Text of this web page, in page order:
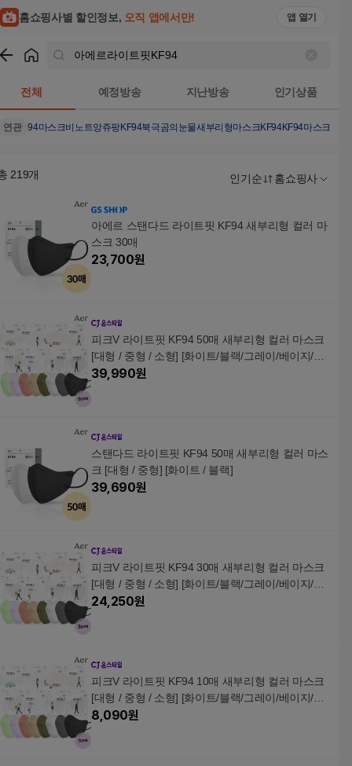
홈쇼핑사별 할인정보, 오직 앱에서만! 앱 열기
전체 예정방송 지난방송 인기상품
연관 94마스크비노트앙쥬팡KF94북극곰의눈물새부리형마스크KF94KF94마스크새부
219개 인기순 홈쇼핑사
아에르 스탠다드 라이트핏 KF94 새부리형 컬러 마
스크 30매
23,700원
피크V 라이트핏 KF94 50매 새부리형 컬러 마스크
[대형 / 중형 / 소형] [화이트/블랙/그레이/베이지/코
랄핑크/그린/퍼플]
39,990원
스탠다드 라이트핏 KF94 50매 새부리형 컬러 마스
크 [대형 / 중형] [화이트 / 블랙]
39,690원
피크V 라이트핏 KF94 30매 새부리형 컬러 마스크
[대형 / 중형 / 소형] [화이트/블랙/그레이/베이지/코
랄핑크/그린/퍼플]
24,250원
피크V 라이트핏 KF94 10매 새부리형 컬러 마스크
[대형 / 중형 / 소형] [화이트/블랙/그레이/베이지/코
랄핑크/그린/퍼플]
8,090원